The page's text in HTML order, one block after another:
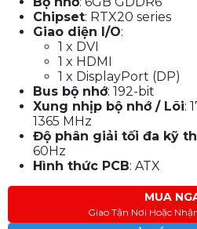
Chipset: RTX20 series
Giao diện I/O:
1 x DVI
1 x HDMI
1 x DisplayPort (DP)
Bus bộ nhớ: 192-bit
Xung nhịp bộ nhớ / Lõi:
1365 MHz
Độ phân giải tối đa kỹ
60Hz
Hình thức PCB: ATX
MUA
Giao Tận Nơi Hoặc